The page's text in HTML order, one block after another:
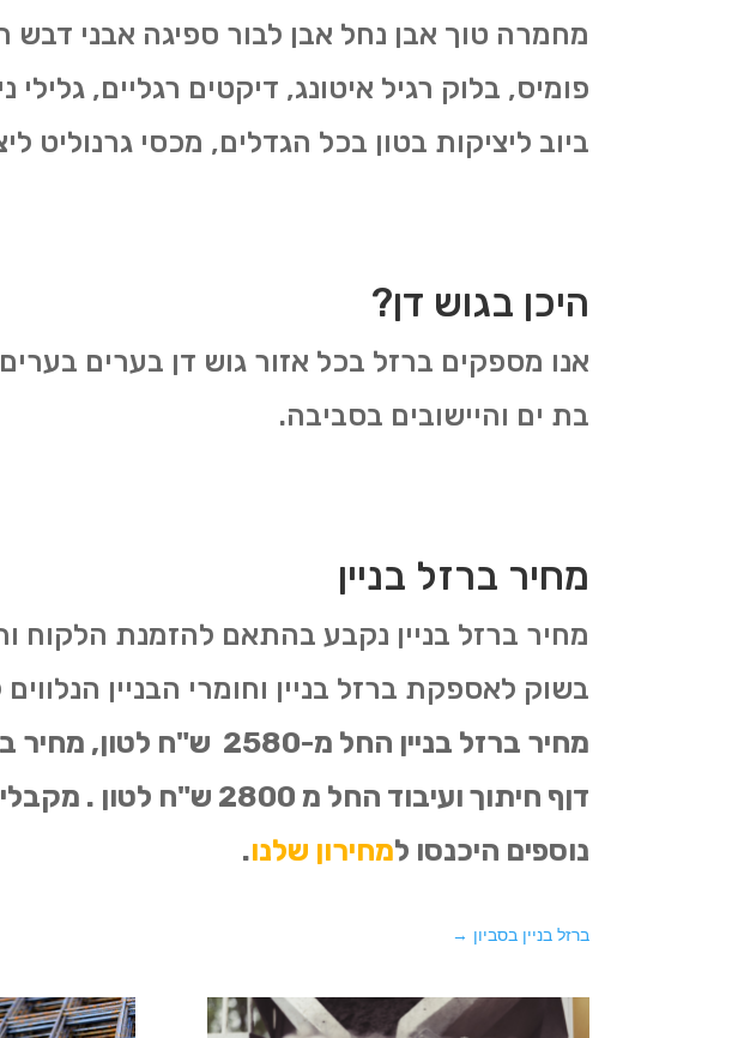
מחמרה טוך אבן נחל אבן לבור ספיגה אבני
פומיס, בלוק רגיל איטונג, דיקטים רגליים, גלילי
ביוב ליציקות בטון בכל הגדלים, מכסי גרנוליט
היכן בגוש דן?
אנו מספקים ברזל בכל אזור גוש דן בערים
בת ים והיישובים בסביבה.
מחיר ברזל בניין
מחיר ברזל בניין נקבע בהתאם להזמנת הלקוח
בשוק לאספקת ברזל בניין וחומרי הבניין הנלווים
נוספים היכנסו למחירון שלנו.
ברזל בניין בסביון →